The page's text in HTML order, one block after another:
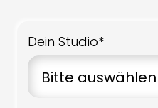
Dein Studio*